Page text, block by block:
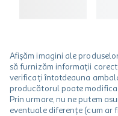
Afișăm imagini ale
să furnizăm informații
verificați întotdeauna
producătorul poate
Prin urmare, nu ne putem
eventuale diferențe (cum ar